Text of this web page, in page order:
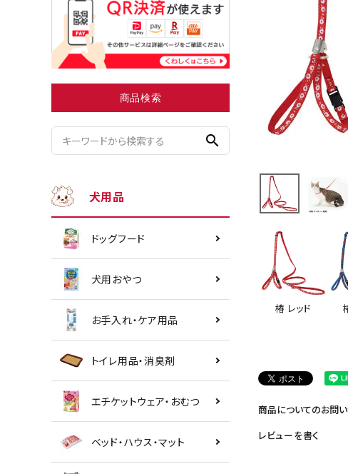
小型犬にオススメ ダイエット中に
商品検索
search
犬用品
ドッグフード
犬用おやつ
お手入れ・ケア用品
トイレ用品・消臭剤
エチケットウェア・おむつ
ベッド・ハウス・マット
椿 レッド
商品についてのお問
レビューを書く